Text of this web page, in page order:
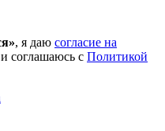
, я даю согласие на
и соглашаюсь с Политикой